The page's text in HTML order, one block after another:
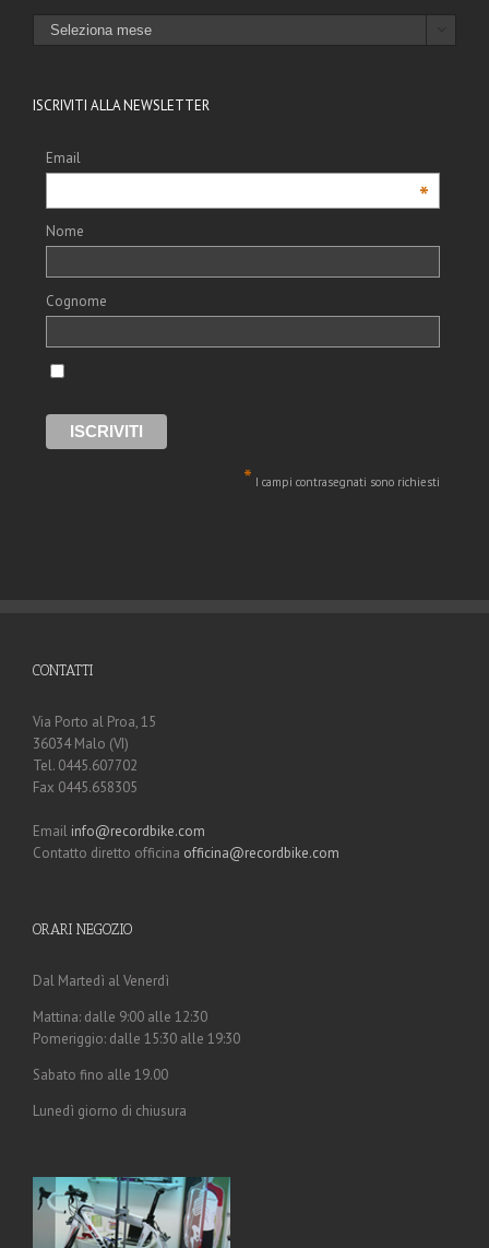
ARCHIVI
ISCRIVITI ALLA NEWSLETTER
Email
*
Nome
Cognome
* I campi contrasegnati sono richiesti
CONTATTI
Via Porto al Proa, 15
36034 Malo (VI)
Tel. 0445.607702
Fax 0445.658305
Email info@recordbike.com
Contatto diretto officina officina@recordbike.com
ORARI NEGOZIO
Dal Martedì al Venerdì
Mattina: dalle 9:00 alle 12:30
Pomeriggio: dalle 15:30 alle 19:30
Sabato fino alle 19.00
Lunedì giorno di chiusura